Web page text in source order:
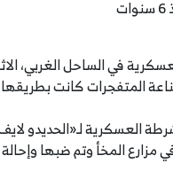
المتفجرات كانت بطريقها
العسكرية لـ«الحديدو
مزارع المخأ وتم ضبها